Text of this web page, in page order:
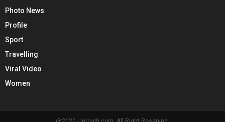
Photo News
Profile
Sport
Travelling
Viral Video
Women